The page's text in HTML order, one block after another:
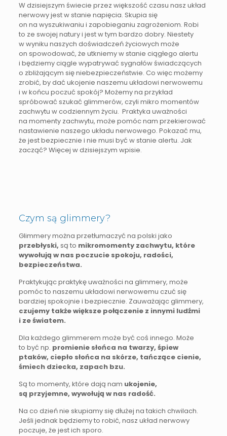
W dzisiejszym świecie przez większość czasu nasz układ
nerwowy jest w stanie napięcia. Skupia się
on na wyszukiwaniu i zapobieganiu zagrożeniom. Robi
to ze swojej natury i jest w tym bardzo dobry. Niestety
w wyniku naszych doświadczeń życiowych może
on spowodować, że utkniemy w stanie ciągłego alertu
i będziemy ciągle wypatrywać sygnałów świadczących
o zbliżającym się niebezpieczeństwie. Co więc możemy
zrobić, by dać ukojenie naszemu układowi nerwowemu
i w końcu poczuć spokój? Możemy na przykład
spróbować szukać glimmerów, czyli mikro momentów
zachwytu w codziennym życiu. Praktyka uważności
na momenty zachwytu, może pomóc nam przekierować
nastawienie naszego układu nerwowego. Pokazać mu,
że jest bezpiecznie i nie musi być w stanie alertu. Jak
zacząć? Więcej w dzisiejszym wpisie.
Czym są glimmery?
Glimmery można przetłumaczyć na polski jako
przebłyski, są to mikromomenty zachwytu, które
wywołują w nas poczucie spokoju, radości,
bezpieczeństwa.
Praktykując praktykę uważności na glimmery, może
pomóc to naszemu układowi nerwowemu czuć się
bardziej spokojnie i bezpiecznie. Zauważając glimmery,
czujemy także większe połączenie z innymi ludźmi
i ze światem.
Dla każdego glimmerem może być coś innego. Może
to być np. promienie słońca na twarzy, śpiew
ptaków, ciepło słońca na skórze, tańczące cienie,
śmiech dziecka, zapach bzu.
Są to momenty, które dają nam ukojenie,
są przyjemne, wywołują w nas radość.
Na co dzień nie skupiamy się dłużej na takich chwilach.
Jeśli jednak będziemy to robić, nasz układ nerwowy
poczuje, że jest ich sporo.